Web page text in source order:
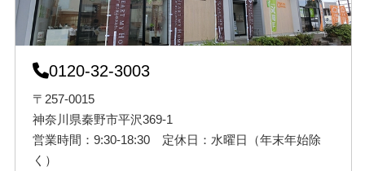
0120-32-3003
〒257-0015
神奈川県秦野市平沢369-1
営業時間：9:30-18:30 定休日：水曜日（年末年始除
く）